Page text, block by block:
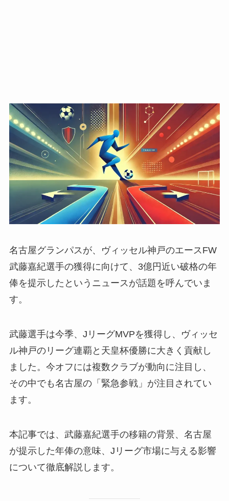
名古屋グランパスが、ヴィッセル神戸のエースFW
武藤嘉紀選手の獲得に向けて、3億円近い破格の年
俸を提示したというニュースが話題を呼んでいま
す。
武藤選手は今季、JリーグMVPを獲得し、ヴィッセ
ル神戸のリーグ連覇と天皇杯優勝に大きく貢献し
ました。今オフには複数クラブが動向に注目し、
その中でも名古屋の「緊急参戦」が注目されてい
ます。
本記事では、武藤嘉紀選手の移籍の背景、名古屋
が提示した年俸の意味、Jリーグ市場に与える影響
について徹底解説します。